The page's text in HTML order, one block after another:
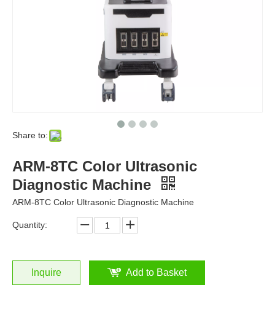
Share to:
ARM-8TC Color Ultrasonic
Diagnostic Machine
ARM-8TC Color Ultrasonic Diagnostic Machine
Quantity:
Inquire Add to Basket